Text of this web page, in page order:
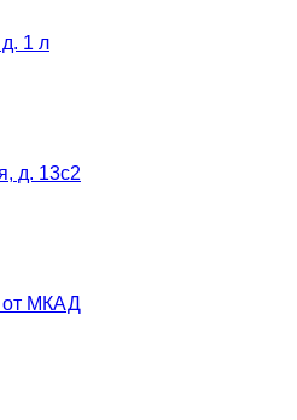
1 л
д. 13с2
от МКАД